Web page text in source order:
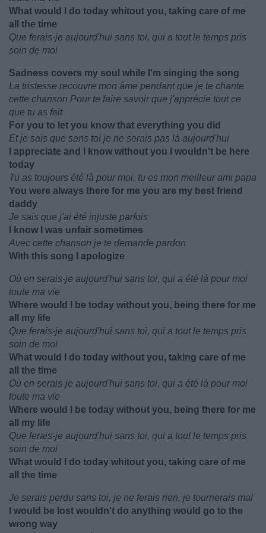
What would I do today whitout you, taking care of me
all the time
Que ferais-je aujourd'hui sans toi, qui a tout le temps pris
soin de moi
Sadness covers my soul while I'm singing the song
La tristesse recouvre mon âme pendant que je te chante
cette chanson Pour te faire savoir que j'apprécie tout ce
que tu as fait
For you to let you know that everything you did
Et je sais que sans toi je ne serais pas là aujourd'hui
I appreciate and I know without you I wouldn't be here
today
Tu as toujours été là pour moi, tu es mon meilleur ami papa
You were always there for me you are my best friend
daddy
Je sais que j'ai été injuste parfois
I know I was unfair sometimes
Avec cette chanson je te demande pardon
With this song I apologize
Où en serais-je aujourd'hui sans toi, qui a été là pour moi
toute ma vie
Where would I be today without you, being there for me
all my life
Que ferais-je aujourd'hui sans toi, qui a tout le temps pris
soin de moi
What would I do today without you, taking care of me
all the time
Où en serais-je aujourd'hui sans toi, qui a été là pour moi
toute ma vie
Where would I be today without you, being there for me
all my life
Que ferais-je aujourd'hui sans toi, qui a tout le temps pris
soin de moi
What would I do today whitout you, taking care of me
all the time
Je serais perdu sans toi, je ne ferais rien, je tournerais mal
I would be lost wouldn't do anything would go to the
wrong way